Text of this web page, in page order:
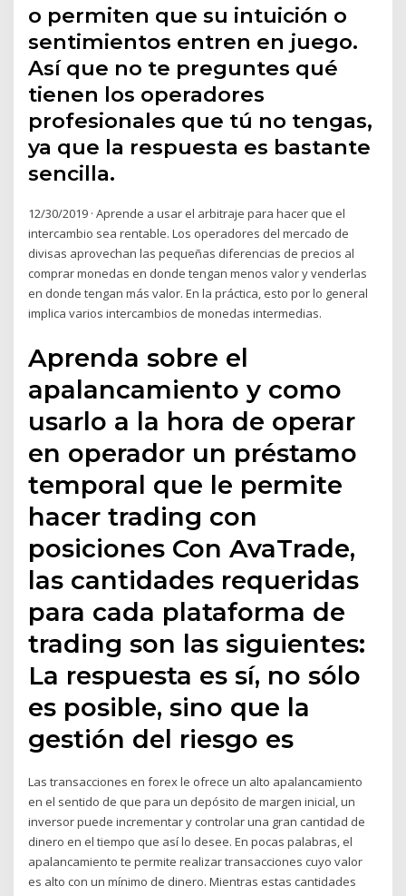
o permiten que su intuición o
sentimientos entren en juego.
Así que no te preguntes qué
tienen los operadores
profesionales que tú no tengas,
ya que la respuesta es bastante
sencilla.
12/30/2019 · Aprende a usar el arbitraje para hacer que el
intercambio sea rentable. Los operadores del mercado de
divisas aprovechan las pequeñas diferencias de precios al
comprar monedas en donde tengan menos valor y venderlas
en donde tengan más valor. En la práctica, esto por lo general
implica varios intercambios de monedas intermedias.
Aprenda sobre el
apalancamiento y como
usarlo a la hora de operar
en operador un préstamo
temporal que le permite
hacer trading con
posiciones Con AvaTrade,
las cantidades requeridas
para cada plataforma de
trading son las siguientes:
La respuesta es sí, no sólo
es posible, sino que la
gestión del riesgo es
Las transacciones en forex le ofrece un alto apalancamiento
en el sentido de que para un depósito de margen inicial, un
inversor puede incrementar y controlar una gran cantidad de
dinero en el tiempo que así lo desee. En pocas palabras, el
apalancamiento te permite realizar transacciones cuyo valor
es alto con un mínimo de dinero. Mientras estas cantidades